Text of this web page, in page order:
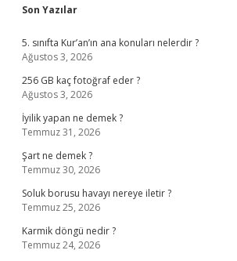
Sidebar
Son Yazılar
5. sınıfta Kur’an’ın ana konuları nelerdir ?
Ağustos 3, 2026
256 GB kaç fotoğraf eder ?
Ağustos 3, 2026
İyilik yapan ne demek ?
Temmuz 31, 2026
Şart ne demek ?
Temmuz 30, 2026
Soluk borusu havayı nereye iletir ?
Temmuz 25, 2026
Karmik döngü nedir ?
Temmuz 24, 2026